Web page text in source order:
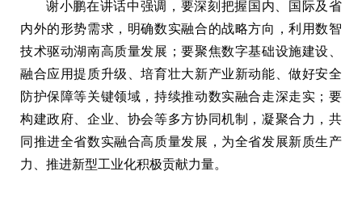
谢小鹏在讲话中强调，要深刻把握国内、国际及省
内外的形势需求，明确数实融合的战略方向，利用数智
技术驱动湖南高质量发展；要聚焦数字基础设施建设、
融合应用提质升级、培育壮大新产业新动能、做好安全
防护保障等关键领域，持续推动数实融合走深走实；要
构建政府、企业、协会等多方协同机制，凝聚合力，共
同推进全省数实融合高质量发展，为全省发展新质生产
力、推进新型工业化积极贡献力量。